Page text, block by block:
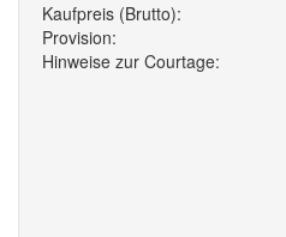
Kaufpreis (Brutto):
Provision:
Hinweise zur Courtage: